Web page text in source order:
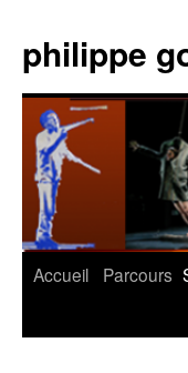
contenu
philippe
Accueil Parcours